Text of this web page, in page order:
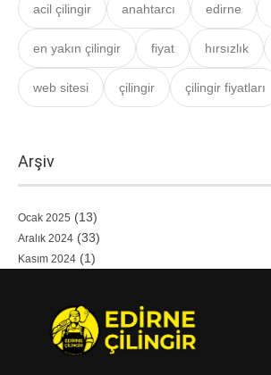
acil çilingir anahtarcı edirne
en yakın çilingir fiyat hırsızlık
web sitesi çilingir çilingir fiyatları
Arşiv
Ocak 2025 (13)
Aralık 2024 (33)
Kasım 2024 (1)